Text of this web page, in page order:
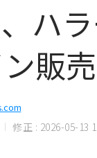
ハ
販
修正 : 2026-05-13